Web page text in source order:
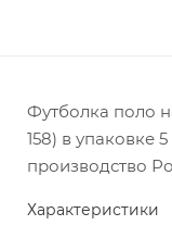
Футболка поло
158) в упаковке
производство
Характеристики